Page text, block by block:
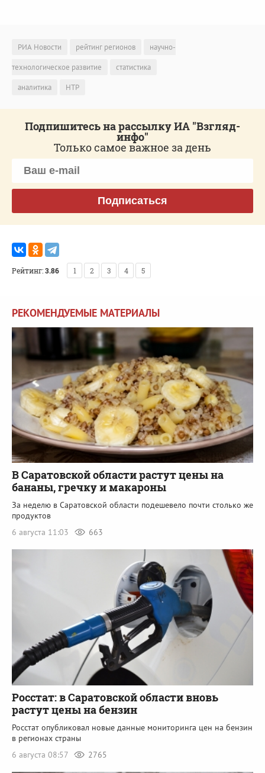
РИА Новости рейтинг регионов
научно-
технологическое развитие
статистика
аналитика
НТР
Подпишитесь на рассылку ИА "Взгляд-
инфо"
Только самое важное за день
Подписаться
Рейтинг:3.86 1 2 3 4 5
РЕКОМЕНДУЕМЫЕ МАТЕРИАЛЫ
В Саратовской области растут цены на
бананы, гречку и макароны
За неделю в Саратовской области подешевело почти столько же
продуктов
6 августа 11:03
663
Росстат: в Саратовской области вновь
растут цены на бензин
Росстат опубликовал новые данные мониторинга цен на бензин
в регионах страны
6 августа 08:57
2765